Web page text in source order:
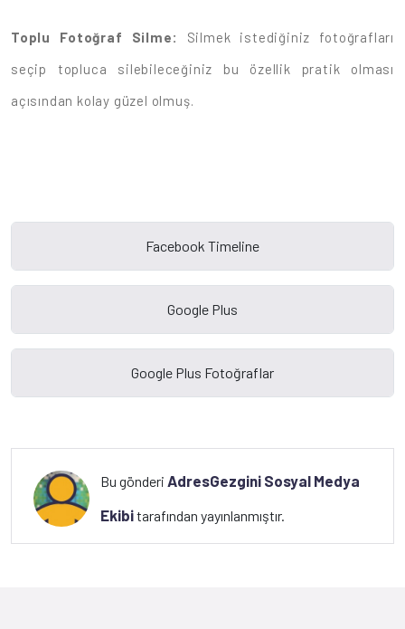
Toplu Fotoğraf Silme:
Silmek istediğiniz fotoğrafları
seçip topluca silebileceğiniz bu özellik pratik olması
açısından kolay güzel olmuş.
Bu gönderiAdresGezgini Sosyal Medya
Ekibitarafından yayınlanmıştır.